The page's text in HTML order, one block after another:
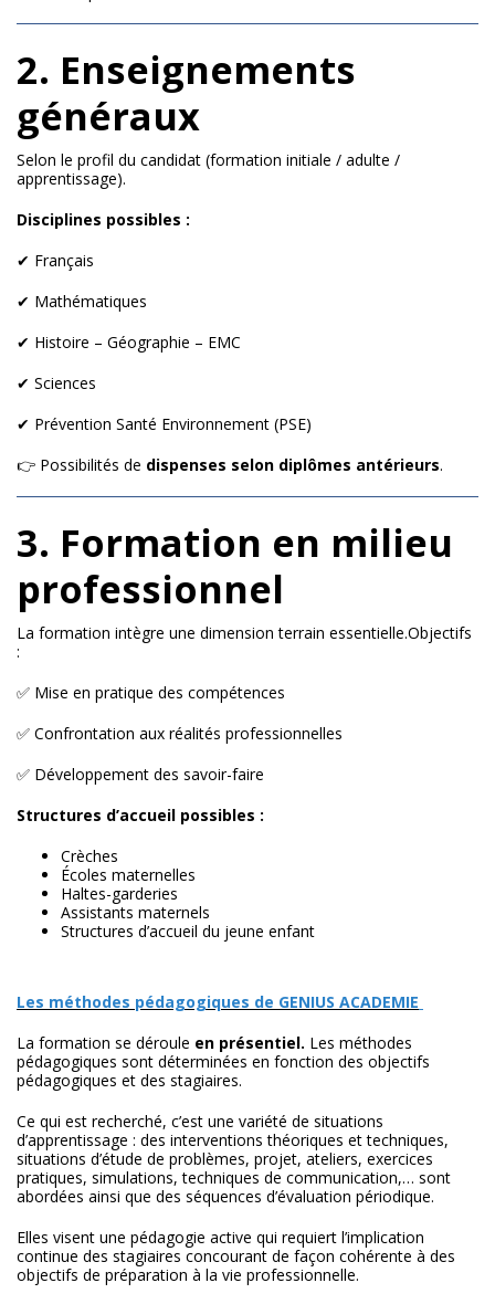
2. Enseignements
généraux
Selon le profil du candidat (formation initiale / adulte /
apprentissage).
Disciplines possibles :
✔ Français
✔ Mathématiques
✔ Histoire – Géographie – EMC
✔ Sciences
✔ Prévention Santé Environnement (PSE)
👉 Possibilités de dispenses selon diplômes antérieurs.
3. Formation en milieu
professionnel
La formation intègre une dimension terrain essentielle.Objectifs
:
✅ Mise en pratique des compétences
✅ Confrontation aux réalités professionnelles
✅ Développement des savoir-faire
Structures d’accueil possibles :
Crèches
Écoles maternelles
Haltes-garderies
Assistants maternels
Structures d’accueil du jeune enfant
Les méthodes pédagogiques de GENIUS ACADEMIE
La formation se déroule en présentiel. Les méthodes
pédagogiques sont déterminées en fonction des objectifs
pédagogiques et des stagiaires.
Ce qui est recherché, c’est une variété de situations
d’apprentissage : des interventions théoriques et techniques,
situations d’étude de problèmes, projet, ateliers, exercices
pratiques, simulations, techniques de communication,… sont
abordées ainsi que des séquences d’évaluation périodique.
Elles visent une pédagogie active qui requiert l’implication
continue des stagiaires concourant de façon cohérente à des
objectifs de préparation à la vie professionnelle.